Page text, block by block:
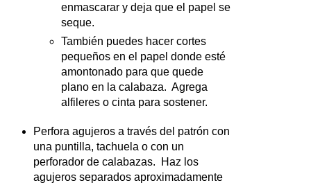
enmascarar y deja que el papel se
seque.
También puedes hacer cortes
pequeños en el papel donde esté
amontonado para que quede
plano en la calabaza. Agrega
alfileres o cinta para sostener.
Perfora agujeros a través del patrón con
una puntilla, tachuela o con un
perforador de calabazas. Haz los
agujeros separados aproximadamente